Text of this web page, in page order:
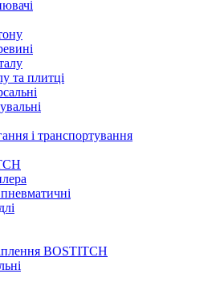
та плитці
і транспортування
BOSTITCH